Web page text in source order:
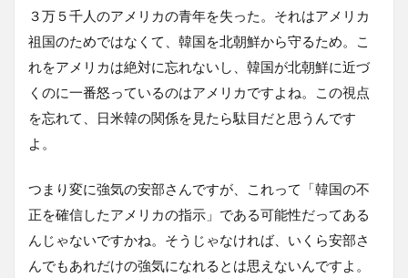
３万５千人のアメリカの青年を失った。それはアメリカ
祖国のためではなくて、韓国を北朝鮮から守るため。こ
れをアメリカは絶対に忘れないし、韓国が北朝鮮に近づ
くのに一番怒っているのはアメリカですよね。この視点
を忘れて、日米韓の関係を見たら駄目だと思うんです
よ。
つまり変に強気の安部さんですが、これって「韓国の不
正を確信したアメリカの指示」である可能性だってある
んじゃないですかね。そうじゃなければ、いくら安部さ
んでもあれだけの強気になれるとは思えないんですよ。